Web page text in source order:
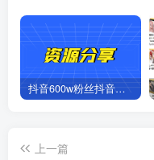
抖音600w粉丝抖音网红痞幼一手资料 877P 500M 含私拍
上一篇